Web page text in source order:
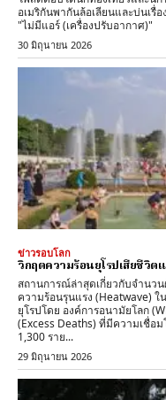
อเมริกันพากันล้อเลียนและบ่นเรื่
"ไม่มีแอร์ (เครื่องปรับอากาศ)"
30 มิถุนายน 2026
ข่าวรอบโลก
วิกฤตความร้อนยุโรปเสียชีวิตแ
สถานการณ์ล่าสุดเกี่ยวกับจำนว
ความร้อนรุนแรง (Heatwave) ในยุโรป รายงานล่าสุด ​ยอดผู้เสียชีวิ
ยุโรปโดย ​องค์การอนามัยโลก
(Excess Deaths) ที่มีความเชื่อ
1,300 ราย...
29 มิถุนายน 2026